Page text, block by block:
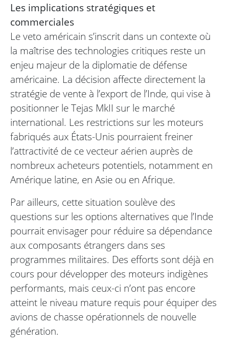
Les implications stratégiques et
commerciales
Le veto américain s’inscrit dans un contexte où
la maîtrise des technologies critiques reste un
enjeu majeur de la diplomatie de défense
américaine. La décision affecte directement la
stratégie de vente à l’export de l’Inde, qui vise à
positionner le Tejas MkII sur le marché
international. Les restrictions sur les moteurs
fabriqués aux États-Unis pourraient freiner
l’attractivité de ce vecteur aérien auprès de
nombreux acheteurs potentiels, notamment en
Amérique latine, en Asie ou en Afrique.
Par ailleurs, cette situation soulève des
questions sur les options alternatives que l’Inde
pourrait envisager pour réduire sa dépendance
aux composants étrangers dans ses
programmes militaires. Des efforts sont déjà en
cours pour développer des moteurs indigènes
performants, mais ceux-ci n’ont pas encore
atteint le niveau mature requis pour équiper des
avions de chasse opérationnels de nouvelle
génération.